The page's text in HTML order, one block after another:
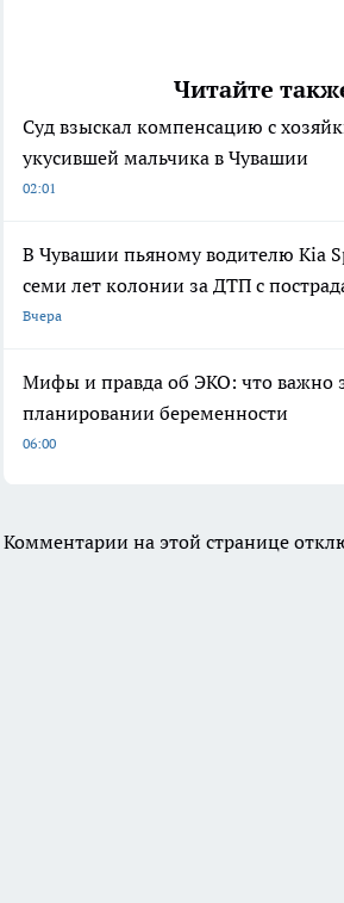
Читайте
Суд взыскал компенсацию с
укусившей мальчика в Чувашии
02:01
В Чувашии пьяному водителю Kia
семи лет колонии за ДТП с
Вчера
Мифы и правда об ЭКО: что важно
планировании беременности
06:00
Комментарии на этой странице